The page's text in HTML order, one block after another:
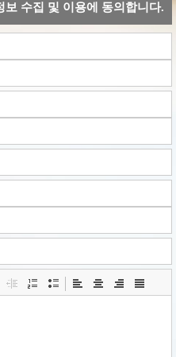
가 취해지고 있는지
하는 경우 웹사이트
여 공지할 것입니다.
부터 시행됩니다.
청 등등을 위해 아래와 같은
번호 , 휴대전화번호 ,
, 쿠키 , 접속 IP 정보
www.goodbyecar.co.kr)
목적을 위해 활용합니다..
및 서비스 제공에 따른
보 수집 및 이용에 동의합니다.